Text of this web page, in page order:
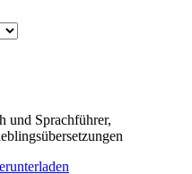
und Sprachführer,